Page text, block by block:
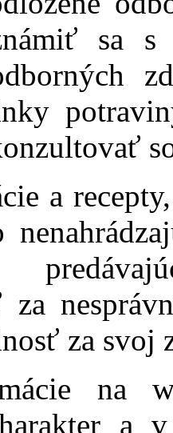
sa s
a
za
za svoj
na
a